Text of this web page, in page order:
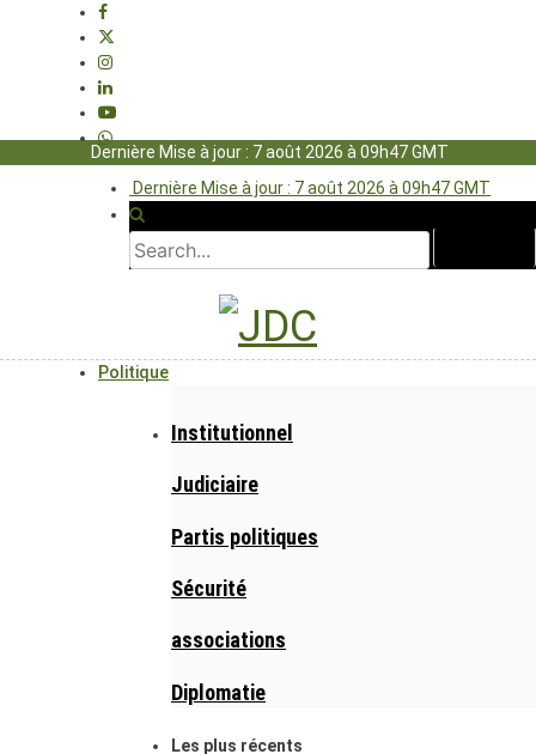
Dernière Mise à jour : 7 août 2026 à 09h47 GMT
Dernière Mise à jour : 7 août 2026 à 09h47 GMT
Politique
Institutionnel
Judiciaire
Partis politiques
Sécurité
associations
Diplomatie
Les plus récents